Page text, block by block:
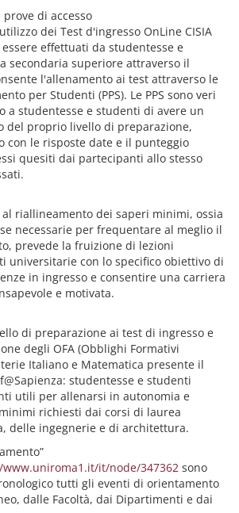
di accesso
dei Test d'ingresso OnLine CISIA
essere effettuati da studentesse e
secondaria superiore attraverso il
l'allenamento ai test attraverso le
per Studenti (PPS). Le PPS sono veri
a studentesse e studenti di avere un
del proprio livello di preparazione,
con le risposte date e il punteggio
quesiti dai partecipanti allo stesso
riallineamento dei saperi minimi, ossia
necessarie per frequentare al meglio il
prevede la fruizione di lezioni
universitarie con lo specifico obiettivo di
in ingresso e consentire una carriera
e motivata.
di preparazione ai test di ingresso e
degli OFA (Obblighi Formativi
Italiano e Matematica presente il
studentesse e studenti
utili per allenarsi in autonomia e
richiesti dai corsi di laurea
delle ingegnerie e di architettura.
it/node/347362 sono
tutti gli eventi di orientamento
dalle Facoltà, dai Dipartimenti e dai